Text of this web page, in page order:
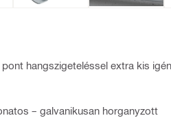
hangszigeteléssel extra kis
– galvanikusan horganyzott